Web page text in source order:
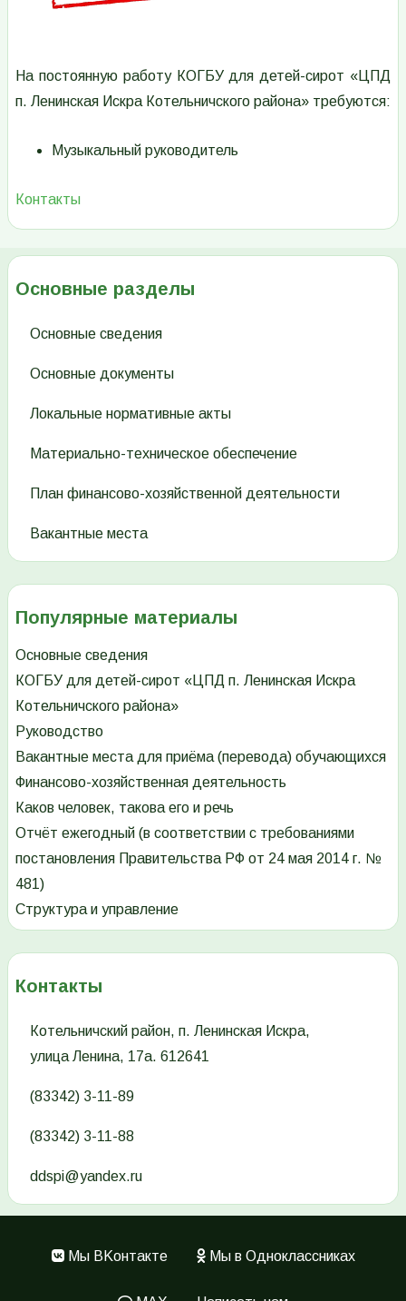
На постоянную работу КОГБУ для детей-сирот «ЦПД
п. Ленинская Искра Котельничского района» требуются:
Музыкальный руководитель
Контакты
Основные разделы
Основные сведения
Основные документы
Локальные нормативные акты
Материально-техническое обеспечение
План финансово-хозяйственной деятельности
Вакантные места
Популярные материалы
Основные сведения
КОГБУ для детей-сирот «ЦПД п. Ленинская Искра
Котельничского района»
Руководство
Вакантные места для приёма (перевода) обучающихся
Финансово-хозяйственная деятельность
Каков человек, такова его и речь
Отчёт ежегодный (в соответствии с требованиями
постановления Правительства РФ от 24 мая 2014 г. №
481)
Структура и управление
Контакты
Котельничский район, п. Ленинская Искра,
улица Ленина, 17а. 612641
(83342) 3-11-89
(83342) 3-11-88
ddspi@yandex.ru
Меню
Мы ВKонтакте Мы в Одноклассниках